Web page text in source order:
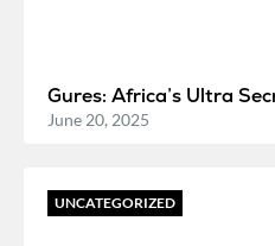
Gures: Africa’s Ultra
June 20, 2025
UNCATEGORIZED